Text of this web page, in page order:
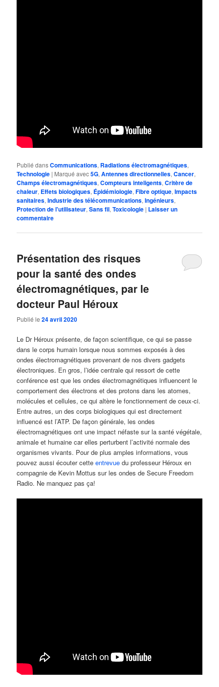
Publié dansCommunications, Radiations électromagnétiques,
Technologie | Marqué avec5G,Antennes directionnelles,Cancer,
Champs électromagnétiques,Compteurs inteligents,Critère de
chaleur, Effets biologiques, Épidémiologie,Fibre optique,Impacts
sanitaires,Industrie des télécommunications,Ingénieurs,
Protection de l'utilisateur,Sans fil,Toxicologie | Laisser un
commentaire
Présentation des risques
pour la santé des ondes
électromagnétiques, par le
docteur Paul Héroux
Publié le24 avril 2020
Le Dr Héroux présente, de façon scientifique, ce qui se passe
dans le corps humain lorsque nous sommes exposés à des
ondes électromagnétiques provenant de nos divers gadgets
électroniques. En gros, l’idée centrale qui ressort de cette
conférence est que les ondes électromagnétiques influencent le
comportement des électrons et des protons dans les atomes,
molécules et cellules, ce qui altère le fonctionnement de ceux-ci.
Entre autres, un des corps biologiques qui est directement
influencé est l’ATP. De façon générale, les ondes
électromagnétiques ont une impact néfaste sur la santé végétale,
animale et humaine car elles perturbent l’activité normale des
organismes vivants. Pour de plus amples informations, vous
pouvez aussi écouter cetteentrevue du professeur Héroux en
compagnie de Kevin Mottus sur les ondes de Secure Freedom
Radio. Ne manquez pas ça!